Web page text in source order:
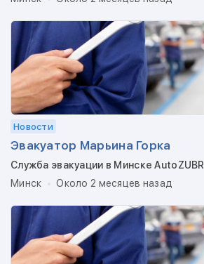
Новости
Эвакуатор Марьина Горка
Служба эвакуации в Минске AutoZUBR
Минск
Около 2 месяцев назад